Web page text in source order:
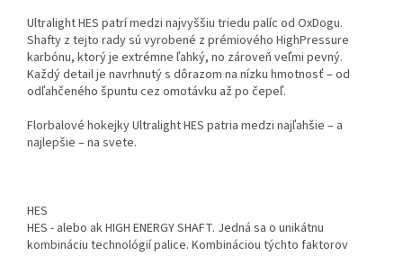
Ultralight HES patrí medzi najvyššiu triedu palíc od OxDogu.
Shafty z tejto rady sú vyrobené z prémiového HighPressure
karbónu, ktorý je extrémne ľahký, no zároveň veľmi pevný.
Každý detail je navrhnutý s dôrazom na nízku hmotnosť – od
odľahčeného špuntu cez omotávku až po čepeľ.
Florbalové hokejky Ultralight HES patria medzi najľahšie – a
najlepšie – na svete.
HES
HES - alebo ak HIGH ENERGY SHAFT. Jedná sa o unikátnu
kombináciu technológií palice. Kombináciou týchto faktorov